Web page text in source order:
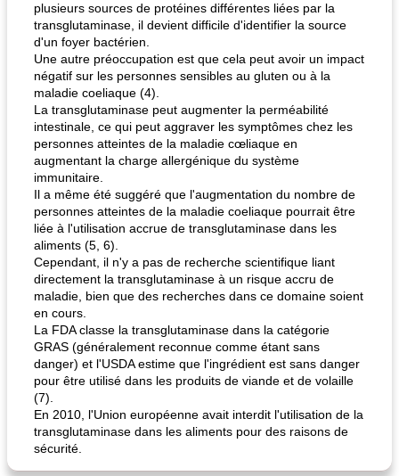
plusieurs sources de protéines différentes liées par la
transglutaminase, il devient difficile d'identifier la source
d'un foyer bactérien.
Une autre préoccupation est que cela peut avoir un impact
négatif sur les personnes sensibles au gluten ou à la
maladie coeliaque (4).
La transglutaminase peut augmenter la perméabilité
intestinale, ce qui peut aggraver les symptômes chez les
personnes atteintes de la maladie cœliaque en
augmentant la charge allergénique du système
immunitaire.
Il a même été suggéré que l'augmentation du nombre de
personnes atteintes de la maladie coeliaque pourrait être
liée à l'utilisation accrue de transglutaminase dans les
aliments (5, 6).
Cependant, il n'y a pas de recherche scientifique liant
directement la transglutaminase à un risque accru de
maladie, bien que des recherches dans ce domaine soient
en cours.
La FDA classe la transglutaminase dans la catégorie
GRAS (généralement reconnue comme étant sans
danger) et l'USDA estime que l'ingrédient est sans danger
pour être utilisé dans les produits de viande et de volaille
(7).
En 2010, l'Union européenne avait interdit l'utilisation de la
transglutaminase dans les aliments pour des raisons de
sécurité.